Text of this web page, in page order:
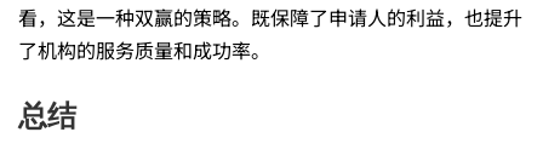
看，这是一种双赢的策略。既保障了申请人的利益，也提升
了机构的服务质量和成功率。
总结